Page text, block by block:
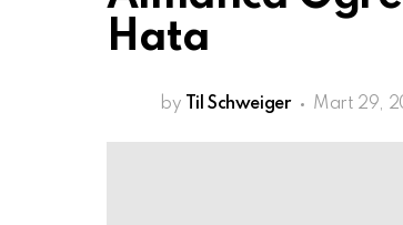
Hata
by Til Schweiger Mart 29,